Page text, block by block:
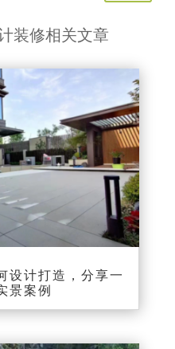
装修相关文章
设计打造，分享一
景案例